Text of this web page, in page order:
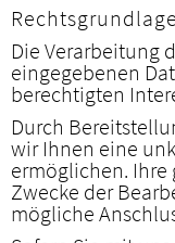
Die Verarbeitung
eingegebenen
berechtigten
Durch
wir Ihnen eine
ermöglichen. Ihre
Zwecke der
mögliche